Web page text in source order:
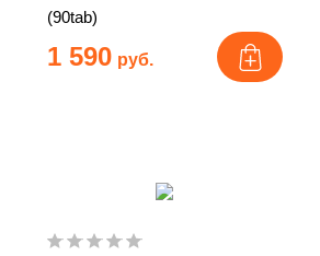
(90tab)
1 590 руб.